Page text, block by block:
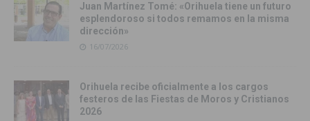
Juan Martínez Tomé: «Orihuela tiene un futuro
esplendoroso si todos remamos en la misma
dirección»
16/07/2026
Orihuela recibe oficialmente a los cargos
festeros de las Fiestas de Moros y Cristianos
2026